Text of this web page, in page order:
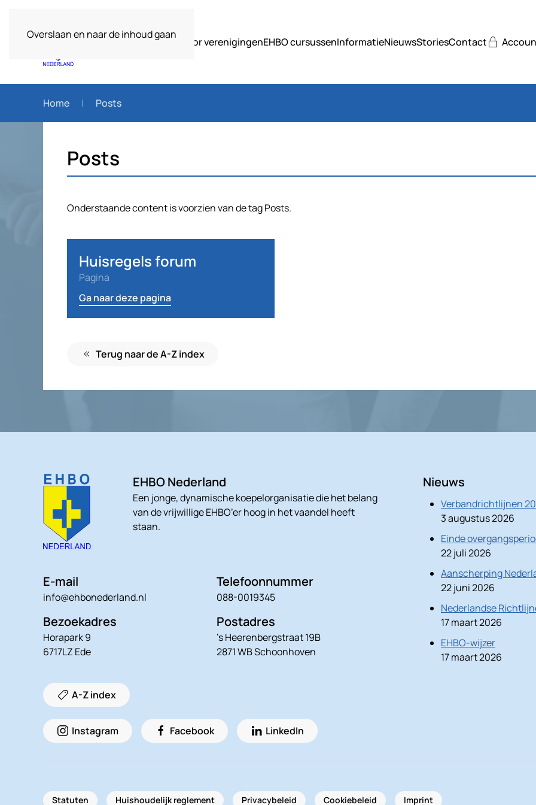
Overslaan en naar de inhoud gaan
Over ons Voor verenigingenEHBO cursussenInformatieNieuwsStoriesContact
Home Posts
Posts
Onderstaande content is voorzien van de tag Posts.
Huisregels forum
Pagina
Ga naar deze pagina
Terug naar de A-Z index
EHBO Nederland
Een jonge, dynamische koepelorganisatie die het belang
van de vrijwillige EHBO’er hoog in het vaandel heeft
staan.
E-mail
info@ehbonederland.nl
Telefoonnummer
088-0019345
Bezoekadres
Horapark 9
6717LZ Ede
Postadres
’s Heerenbergstraat 19B
2871 WB Schoonhoven
A-Z index
Instagram Facebook LinkedIn
Nieuws
Verbandrichtlijnen
3 augustus 2026
Einde
22 juli 2026
Aanscherping
22 juni 2026
Nederlandse
17 maart 2026
EHBO-wijzer
17 maart 2026
Statuten Huishoudelijk reglement Privacybeleid Cookiebeleid Imprint